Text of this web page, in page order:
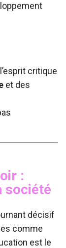
critique
et des
:
société
décisif
comme
est le